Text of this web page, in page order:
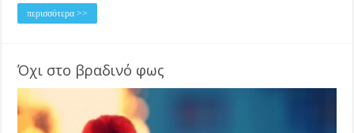
περισσότερα >>
Όχι στο βραδινό φως